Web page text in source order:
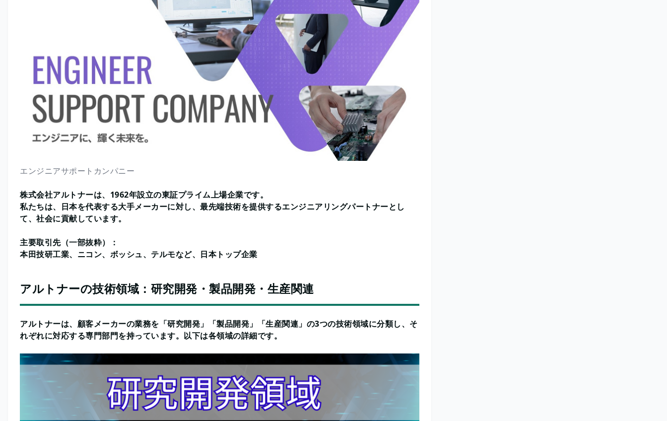
エンジニアサポートカンパニー
株式会社アルトナーは、1962年設立の東証プライム上場企業です。
私たちは、日本を代表する大手メーカーに対し、最先端技術を提供するエンジニアリングパートナーとし
て、社会に貢献しています。
主要取引先（一部抜粋）：
本田技研工業、ニコン、ボッシュ、テルモなど、日本トップ企業
アルトナーの技術領域：研究開発・製品開発・生産関連
アルトナーは、顧客メーカーの業務を「研究開発」「製品開発」「生産関連」の3つの技術領域に分類し、そ
れぞれに対応する専門部門を持っています。以下は各領域の詳細です。